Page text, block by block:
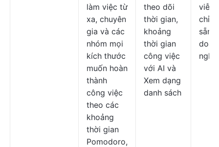
làm việc từ
xa, chuyên
gia và các
nhóm mọi
kích thước
muốn hoàn
thành
công việc
theo các
khoảng
thời gian
Pomodoro,
theo dõi
thời gian,
khoảng
thời gian
công việc
với AI và
Xem dạng
danh sách
viễn,
sẵn